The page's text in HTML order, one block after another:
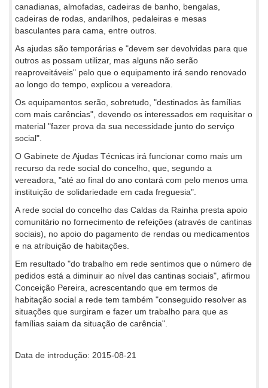
canadianas, almofadas, cadeiras de banho, bengalas,
cadeiras de rodas, andarilhos, pedaleiras e mesas
basculantes para cama, entre outros.
As ajudas são temporárias e "devem ser devolvidas para que
outros as possam utilizar, mas alguns não serão
reaproveitáveis" pelo que o equipamento irá sendo renovado
ao longo do tempo, explicou a vereadora.
Os equipamentos serão, sobretudo, "destinados às famílias
com mais carências", devendo os interessados em requisitar o
material "fazer prova da sua necessidade junto do serviço
social".
O Gabinete de Ajudas Técnicas irá funcionar como mais um
recurso da rede social do concelho, que, segundo a
vereadora, "até ao final do ano contará com pelo menos uma
instituição de solidariedade em cada freguesia".
A rede social do concelho das Caldas da Rainha presta apoio
comunitário no fornecimento de refeições (através de cantinas
sociais), no apoio do pagamento de rendas ou medicamentos
e na atribuição de habitações.
Em resultado "do trabalho em rede sentimos que o número de
pedidos está a diminuir ao nível das cantinas sociais", afirmou
Conceição Pereira, acrescentando que em termos de
habitação social a rede tem também "conseguido resolver as
situações que surgiram e fazer um trabalho para que as
famílias saiam da situação de carência".
Data de introdução: 2015-08-21